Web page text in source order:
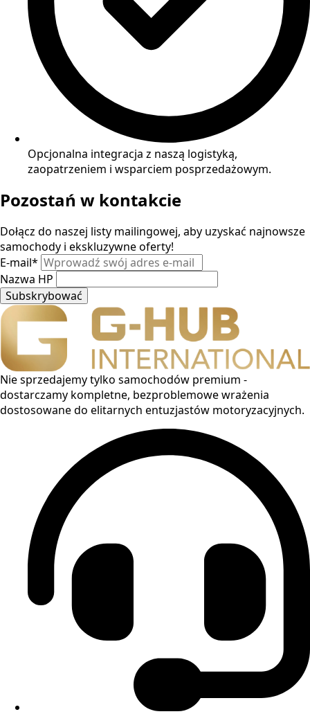
Opcjonalna integracja z naszą logistyką,
zaopatrzeniem i wsparciem posprzedażowym.
Pozostań w kontakcie
Dołącz do naszej listy mailingowej, aby uzyskać najnowsze
samochody i ekskluzywne oferty!
E-mail*
Nazwa HP
Subskrybować
Nie sprzedajemy tylko samochodów premium -
dostarczamy kompletne, bezproblemowe wrażenia
dostosowane do elitarnych entuzjastów motoryzacyjnych.